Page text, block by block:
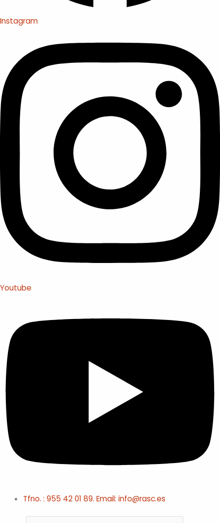
Instagram
Youtube
Tfno. : 955 42 01 89. Email: info@rasc.es